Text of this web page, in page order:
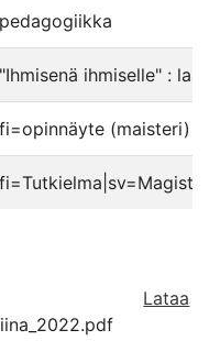
pedagogiikka
"Ihmisenä ihmiselle" :
fi=opinnäyte
Lataa